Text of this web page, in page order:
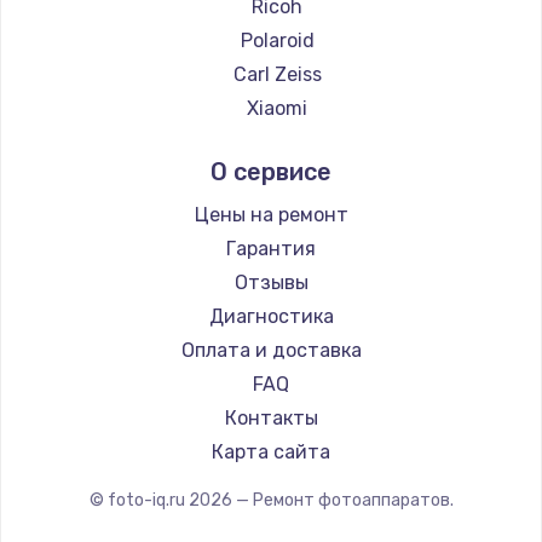
2500 руб.
Замена электроконфорки
Заказать
Техобслуживание
900 руб.
Заказать
Установка / подключение / демонтаж
1300 руб.
Заказать
Ricoh
Polaroid
Carl Zeiss
Xiaomi
Kodak
Blackmagic
О сервисе
Цены на ремонт
Гарантия
Отзывы
Диагностика
Оплата и доставка
FAQ
Контакты
Карта сайта
© foto-iq.ru 2026 — Ремонт фотоаппаратов.